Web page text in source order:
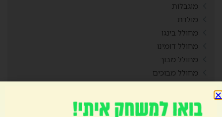
מוגבלות
מולדת
מחולל בינגו
מחולל דומינו
מחולל מבוך
מחולל מבוכים
מחולל סולמות ונחשים
מחולל קובייה